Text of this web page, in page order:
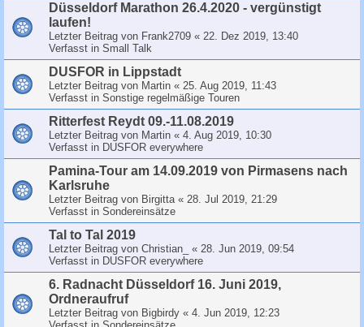
Düsseldorf Marathon 26.4.2020 - vergünstigt
laufen!
Letzter Beitrag von Frank2709 « 22. Dez 2019, 13:40
Verfasst in Small Talk
DUSFOR in Lippstadt
Letzter Beitrag von Martin « 25. Aug 2019, 11:43
Verfasst in Sonstige regelmäßige Touren
Ritterfest Reydt 09.-11.08.2019
Letzter Beitrag von Martin « 4. Aug 2019, 10:30
Verfasst in DUSFOR everywhere
Pamina-Tour am 14.09.2019 von Pirmasens nach
Karlsruhe
Letzter Beitrag von Birgitta« 28. Jul 2019, 21:29
Verfasst in Sondereinsätze
Tal to Tal 2019
Letzter Beitrag von Christian_ « 28. Jun 2019, 09:54
Verfasst in DUSFOR everywhere
6. Radnacht Düsseldorf 16. Juni 2019,
Ordneraufruf
Letzter Beitrag von Bigbirdy « 4. Jun 2019, 12:23